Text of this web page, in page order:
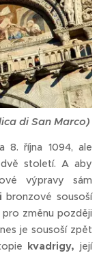
di San Marco)
8. října 1094, ale
dvě století. A aby
výpravy sám
bronzové sousoší
změnu později
je sousoší zpět
kvadrigy,její